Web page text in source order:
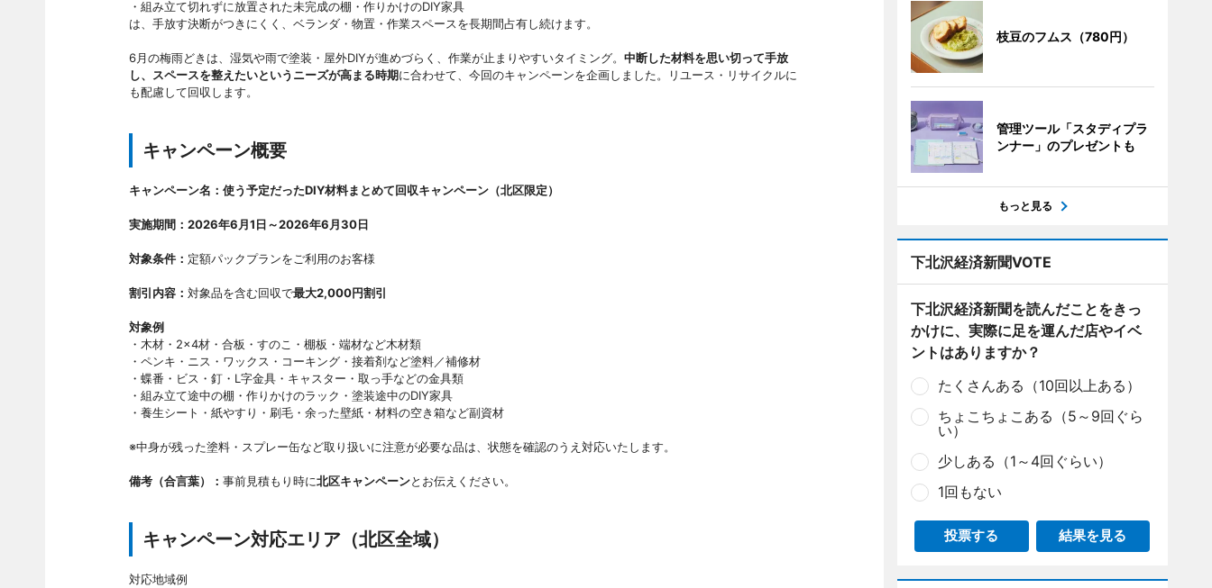
・組み立て切れずに放置された未完成の棚・作りかけのDIY家具
は、手放す決断がつきにくく、ベランダ・物置・作業スペースを長期間占有し続けます。
6月の梅雨どきは、湿気や雨で塗装・屋外DIYが進めづらく、作業が止まりやすいタイミング。 中断した材料を思い切って手放
し、スペースを整えたいというニーズが高まる時期に合わせて、今回のキャンペーンを企画しました。リユース・リサイクルに
も配慮して回収します。
キャンペーン概要
キャンペーン名：使う予定だったDIY材料まとめて回収キャンペーン（北区限定）
実施期間：2026年6月1日～2026年6月30日
対象条件： 定額パックプランをご利用のお客様
割引内容： 対象品を含む回収で最大2,000円割引
対象例
・木材・2×4材・合板・すのこ・棚板・端材など木材類
・ペンキ・ニス・ワックス・コーキング・接着剤など塗料／補修材
・蝶番・ビス・釘・L字金具・キャスター・取っ手などの金具類
・組み立て途中の棚・作りかけのラック・塗装途中のDIY家具
・養生シート・紙やすり・刷毛・余った壁紙・材料の空き箱など副資材
※中身が残った塗料・スプレー缶など取り扱いに注意が必要な品は、状態を確認のうえ対応いたします。
備考（合言葉）： 事前見積もり時に北区キャンペーンとお伝えください。
キャンペーン対応エリア（北区全域）
対応地域例
枝豆のフムス（780円）
管理ツール「スタディプラ
ンナー」のプレゼントも
もっと見る
下北沢経済新聞VOTE
下北沢経済新聞を読んだことをきっ
かけに、実際に足を運んだ店やイベ
ントはありますか？
たくさんある（10回以上ある）
ちょこちょこある（5～9回ぐら
い）
少しある（1～4回ぐらい）
1回もない
投票する 結果を見る